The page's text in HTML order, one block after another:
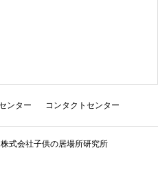
ンター コンタクトセンター
式会社子供の居場所研究所